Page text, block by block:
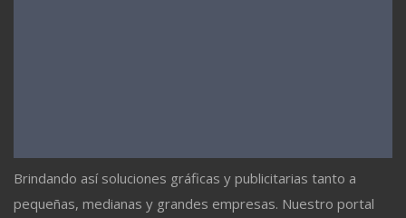
Brindando así soluciones gráficas y publicitarias tanto a
pequeñas, medianas y grandes empresas. Nuestro portal